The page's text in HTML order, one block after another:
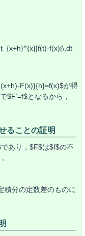
f(x)|\,dt
F(x)}{h}=f(x)$が得
$F’=f$となるから，
ることの証明
あり，$F$は$f$の不
積分の定数差のものに